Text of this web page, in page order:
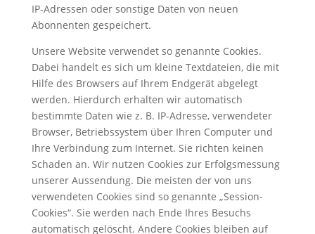
IP-Adressen oder sonstige Daten von neuen
Abonnenten gespeichert.
Unsere Website verwendet so genannte Cookies.
Dabei handelt es sich um kleine Textdateien, die mit
Hilfe des Browsers auf Ihrem Endgerät abgelegt
werden. Hierdurch erhalten wir automatisch
bestimmte Daten wie z. B. IP-Adresse, verwendeter
Browser, Betriebssystem über Ihren Computer und
Ihre Verbindung zum Internet. Sie richten keinen
Schaden an. Wir nutzen Cookies zur Erfolgsmessung
unserer Aussendung. Die meisten der von uns
verwendeten Cookies sind so genannte „Session-
Cookies“. Sie werden nach Ende Ihres Besuchs
automatisch gelöscht. Andere Cookies bleiben auf